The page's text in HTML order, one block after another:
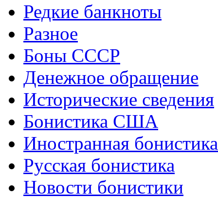
Редкие банкноты
Разное
Боны СССР
Денежное обращение
Исторические сведения
Бонистика США
Иностранная бонистика
Русская бонистика
Новости бонистики